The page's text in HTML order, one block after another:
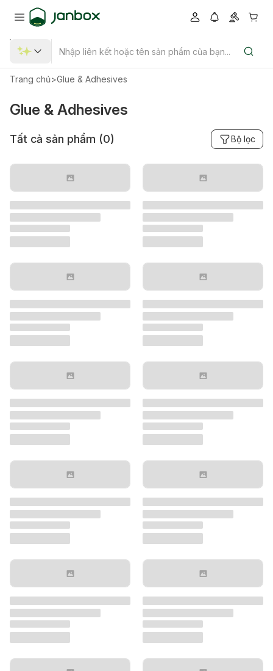
Trang chủ>Glue & Adhesives
Glue & Adhesives
Tất cả sản phẩm (0) Bộ lọc